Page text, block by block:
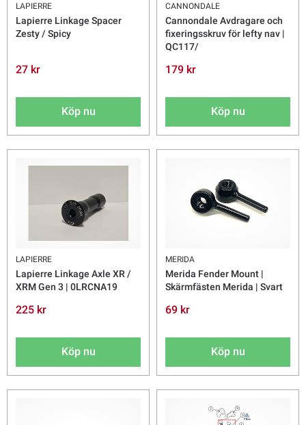
LAPIERRE
Lapierre Linkage Spacer
Zesty / Spicy
27 kr
Köp nu
CANNONDALE
Cannondale Avdragare och
fixeringsskruv för lefty nav |
QC117/
179 kr
Köp nu
LAPIERRE
Lapierre Linkage Axle XR /
XRM Gen 3 | 0LRCNA19
225 kr
Köp nu
MERIDA
Merida Fender Mount |
Skärmfästen Merida | Svart
69 kr
Köp nu